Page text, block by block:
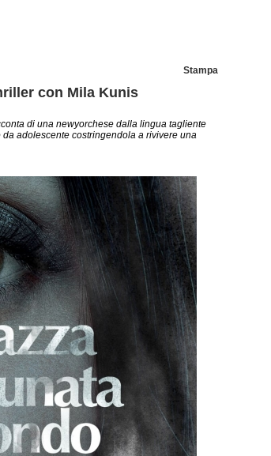
Stampa
con Mila Kunis
di una newyorchese dalla lingua tagliente
adolescente costringendola a rivivere una